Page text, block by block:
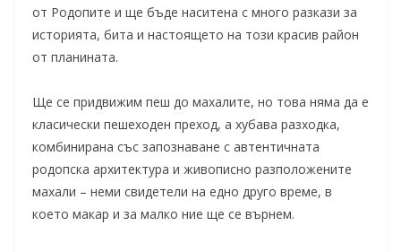
от Родопите и ще бъде наситена с много разкази за
историята, бита и настоящето на този красив район
от планината.
Ще се придвижим пеш до махалите, но това няма да е
класически пешеходен преход, а хубава разходка,
комбинирана със запознаване с автентичната
родопска архитектура и живописно разположените
махали – неми свидетели на едно друго време, в
което макар и за малко ние ще се върнем.